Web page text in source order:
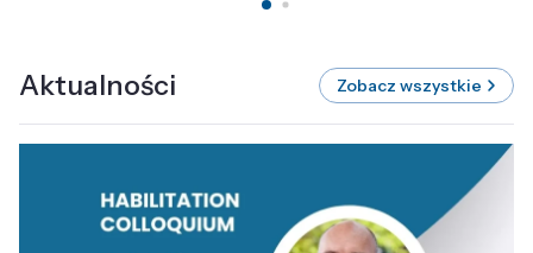
Aktualności Zobacz wszystkie